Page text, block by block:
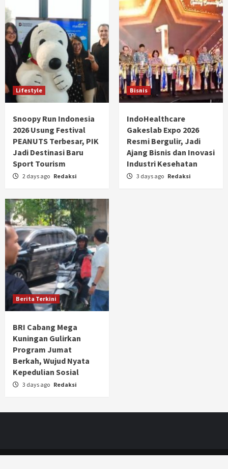
Lifestyle
Snoopy Run Indonesia
2026 Usung Festival
PEANUTS Terbesar, PIK
Jadi Destinasi Baru
Sport Tourism
2 days ago Redaksi
Bisnis
IndoHealthcare
Gakeslab Expo 2026
Resmi Bergulir, Jadi
Ajang Bisnis dan Inovasi
Industri Kesehatan
3 days ago Redaksi
Berita Terkini
BRI Cabang Mega
Kuningan Gulirkan
Program Jumat
Berkah, Wujud Nyata
Kepedulian Sosial
3 days ago Redaksi